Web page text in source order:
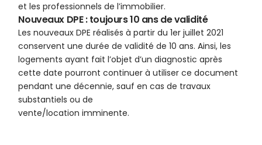
et les professionnels de l’immobilier.
Nouveaux DPE : toujours 10 ans de validité
Les nouveaux DPE réalisés à partir du 1er juillet 2021
conservent une durée de validité de 10 ans. Ainsi, les
logements ayant fait l’objet d’un diagnostic après
cette date pourront continuer à utiliser ce document
pendant une décennie, sauf en cas de travaux
substantiels ou de
vente/location imminente.